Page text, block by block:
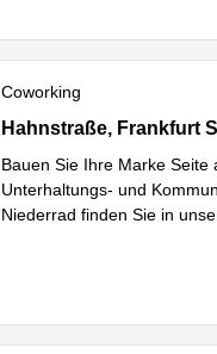
Coworking
Hahnstraße 70, Frankfurt
Hahnstraße, Frankfurt
Bauen Sie Ihre Marke Seite
Unterhaltungs- und
Niederrad finden Sie in